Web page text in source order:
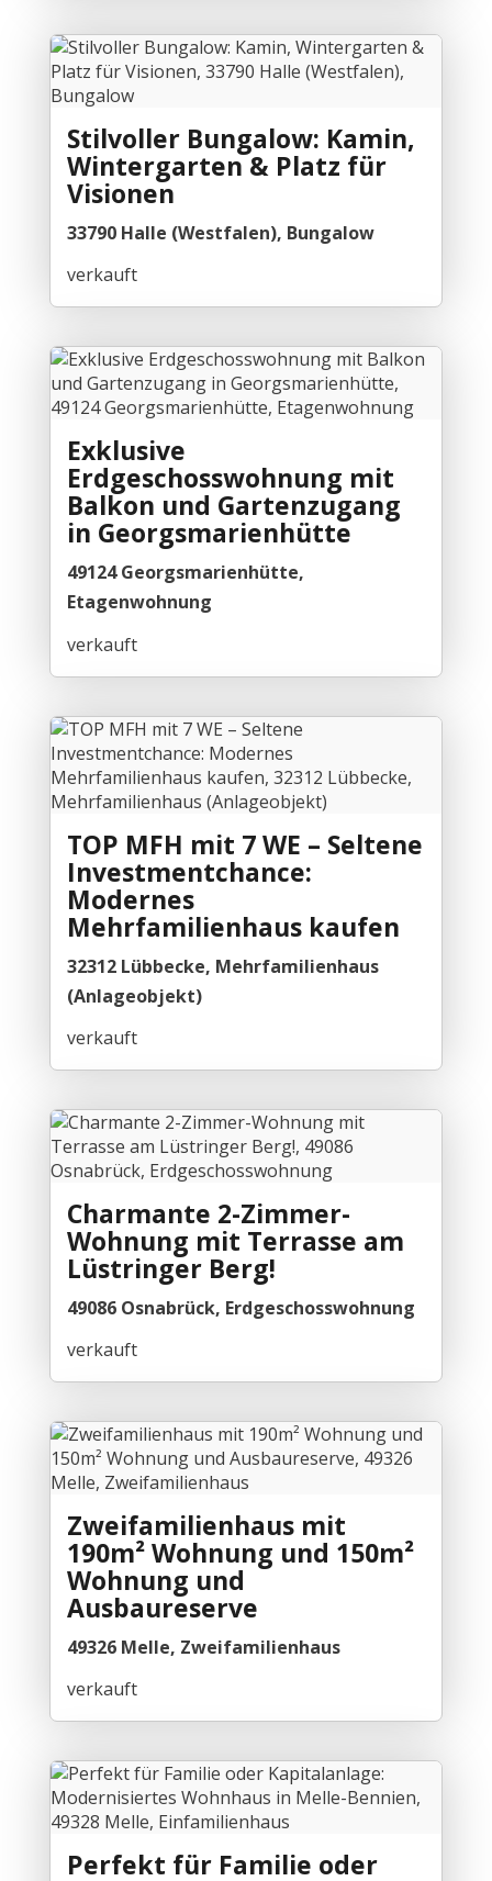
Stilvoller Bungalow: Kamin,
Wintergarten & Platz für
Visionen
33790 Halle (Westfalen), Bungalow
verkauft
Exklusive
Erdgeschosswohnung mit
Balkon und Gartenzugang
in Georgsmarienhütte
49124 Georgsmarienhütte,
Etagenwohnung
verkauft
TOP MFH mit 7 WE – Seltene
Investmentchance:
Modernes
Mehrfamilienhaus kaufen
32312 Lübbecke, Mehrfamilienhaus
(Anlageobjekt)
verkauft
Charmante 2-Zimmer-
Wohnung mit Terrasse am
Lüstringer Berg!
49086 Osnabrück, Erdgeschosswohnung
verkauft
Zweifamilienhaus mit
190m² Wohnung und 150m²
Wohnung und
Ausbaureserve
49326 Melle, Zweifamilienhaus
verkauft
Perfekt für Familie oder